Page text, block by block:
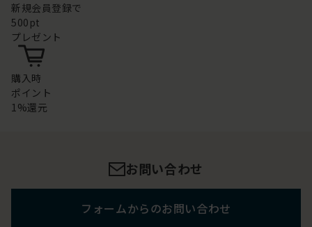
新規会員登録で
500pt
プレゼント
購入時
ポイント
1%還元
お問い合わせ
フォームからのお問い合わせ